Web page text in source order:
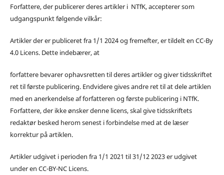
Forfattere, der publicerer deres artikler i NTfK, accepterer som
udgangspunkt følgende vilkår:
Artikler der er publiceret fra 1/1 2024 og fremefter, er tildelt en CC-By
4.0 Licens. Dette indebærer, at
forfattere bevarer ophavsretten til deres artikler og giver tidsskriftet
ret til første publicering. Endvidere gives andre ret til at dele artiklen
med en anerkendelse af forfatteren og første publicering i NTfK.
Forfattere, der ikke ønsker denne licens, skal give tidsskriftets
redaktør besked herom senest i forbindelse med at de læser
korrektur på artiklen.
Artikler udgivet i perioden fra 1/1 2021 til 31/12 2023 er udgivet
under en CC-BY-NC Licens.